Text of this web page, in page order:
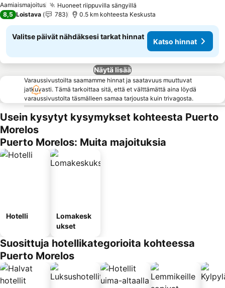
Aamiaismajoitus Huoneet riippuvilla sängyillä
8,5 Loistava 783 0.5 km kohteesta Keskusta
Valitse päivät nähdäksesi tarkat hinnat
Katso hinnat
Näytä lisää
Varaussivustoilta saamamme hinnat ja saatavuus muuttuvat
jatkuvasti. Tämä tarkoittaa sitä, että et välttämättä aina löydä
varaussivustolta täsmälleen samaa tarjousta kuin trivagosta.
Usein kysytyt kysymykset kohteesta Puerto
Morelos
Puerto Morelos: Muita majoituksia
Hotelli
Lomakesk
ukset
Suosittuja hotellikategorioita kohteessa
Puerto Morelos